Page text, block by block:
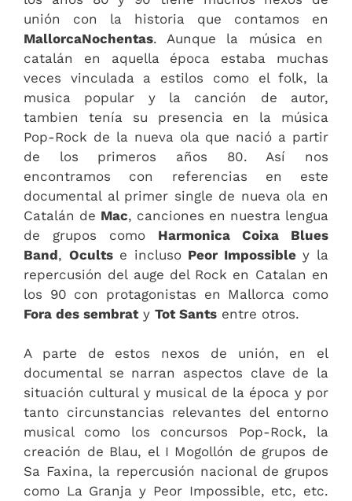
unión con la historia que contamos en
MallorcaNochentas. Aunque la música en
catalán en aquella época estaba muchas
veces vinculada a estilos como el folk, la
musica popular y la canción de autor,
tambien tenía su presencia en la música
Pop-Rock de la nueva ola que nació a partir
de los primeros años 80. Así nos
encontramos con referencias en este
documental al primer single de nueva ola en
Catalán de Mac, canciones en nuestra lengua
de grupos como Harmonica Coixa Blues
Band, Ocultse incluso Peor Impossibley la
repercusión del auge del Rock en Catalan en
los 90 con protagonistas en Mallorca como
Fora des sembraty Tot Sants entre otros.
A parte de estos nexos de unión, en el
documental se narran aspectos clave de la
situación cultural y musical de la época y por
tanto circunstancias relevantes del entorno
musical como los concursos Pop-Rock, la
creación de Blau, el I Mogollón de grupos de
Sa Faxina, la repercusión nacional de grupos
como La Granja y Peor Impossible, etc, etc.